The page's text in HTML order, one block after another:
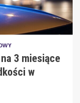
3 miesiące
w